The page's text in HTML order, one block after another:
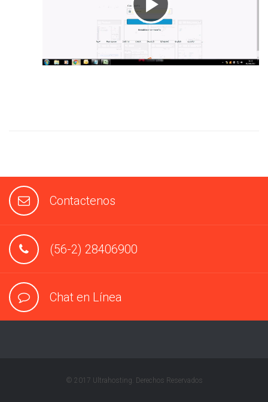
Reproducir
Vídeo
Contactenos
(56-2) 28406900
Chat en Línea
© 2017 Ultrahosting. Derechos Reservados